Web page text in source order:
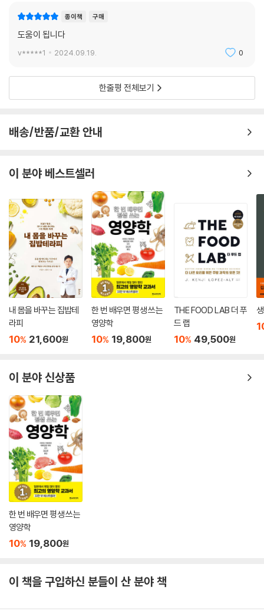
종이책 구매
도움이 됩니다
v*****1 2024.09.19. 0
한줄평 전체보기
배송/반품/교환 안내
이 분야 베스트셀러
내 몸을 바꾸는 집밥테
라피
10% 21,600원
한 번 배우면 평생 쓰는
영양학
10% 19,800원
THE FOOD LAB 더 푸
드 랩
10% 49,500원
이 분야 신상품
한 번 배우면 평생 쓰는
영양학
10% 19,800원
이 책을 구입하신 분들이 산 분야 책